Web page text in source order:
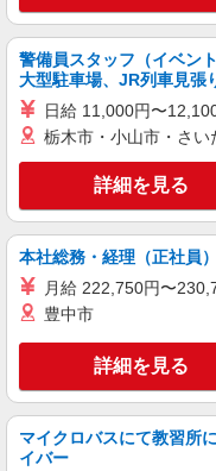
派遣社員
株式会社テクノ・サービス
ローデ
時給
大
キープ
派遣社員
株式会社テクノ・サービス/
時
大
キープ
警備員スタッフ（イベン
大型駐車場、JR列車見張
日給 11,000円〜
栃木市・小山市・さ
詳細を見る
本社総務・経理（正社員
月給 222,750円〜
豊中市
詳細を見る
マイクロバスにて教習所
イバー